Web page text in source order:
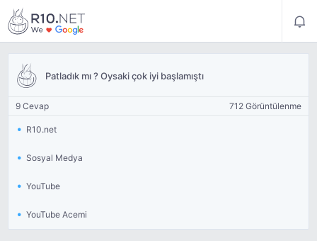
Patladık mı ? Oysaki çok iyi başlamıştı
9 Cevap 712 Görüntülenme
R10.net
Sosyal Medya
YouTube
YouTube Acemi